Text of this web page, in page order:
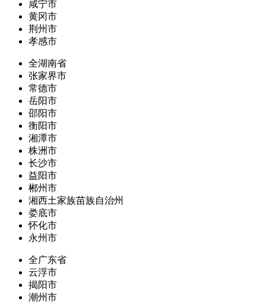
咸宁市
黄冈市
荆州市
孝感市
全湖南省
张家界市
常德市
岳阳市
邵阳市
衡阳市
湘潭市
株洲市
长沙市
益阳市
郴州市
湘西土家族苗族自治州
娄底市
怀化市
永州市
全广东省
云浮市
揭阳市
潮州市